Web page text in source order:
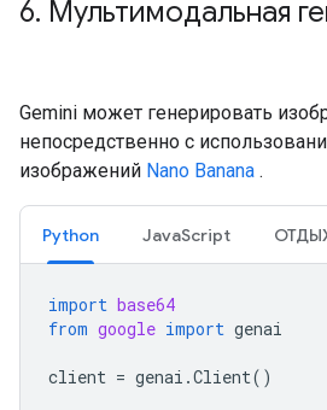
6. Мультимодальная
Gemini может генерировать
непосредственно с
изображений Nano Banana .
Python JavaScript
import base64
from google import genai
client = genai .Client()